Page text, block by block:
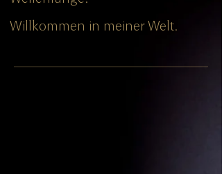
Willkommen in meiner Welt.